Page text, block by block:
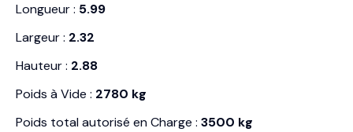
Longueur : 5.99
Largeur : 2.32
Hauteur : 2.88
Poids à Vide : 2780 kg
Poids total autorisé en Charge : 3500 kg